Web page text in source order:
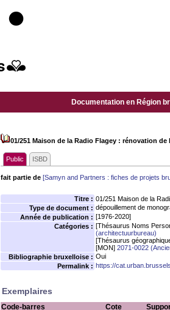
Documentation en Région
01/251 Maison de la Radio Flagey : rénovation
Public ISBD
fait partie de [Samyn and Partners : fiches de projets
Titre : 01/251 Maison de la
Type de document : dépouillement de
Année de publication : [1976-2020]
Catégories : [Thésaurus Noms
(architectuurbureau)
[Thésaurus
[MON] 2071-0022
Bibliographie bruxelloise : Oui
Permalink : https://
Exemplaires
Code-barres Cote